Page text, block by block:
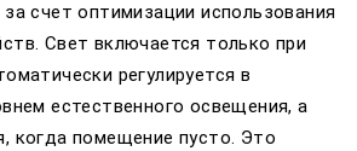
счет оптимизации использования
Свет включается только при
регулируется в
естественного освещения, а
когда помещение пусто. Это